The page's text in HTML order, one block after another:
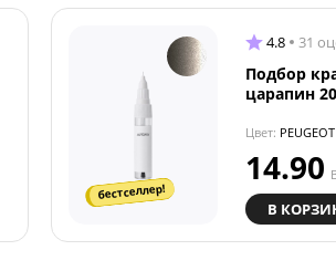
бестселлер!
4.8 31
Подбор
царапин
Цвет:
14.90
В